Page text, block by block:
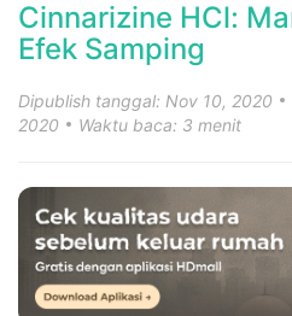
Cinnarizine HCl:
Efek Samping
Dipublish tanggal: Nov 10, 2020
2020
Waktu baca: 3 menit